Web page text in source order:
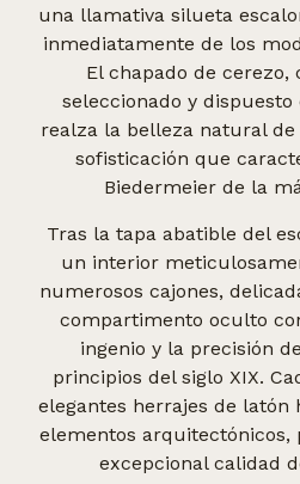
una llamativa silueta
inmediatamente de los
El chapado de cerezo,
seleccionado y
realza la belleza natural
sofisticación que
Biedermeier de la
Tras la tapa abatible del
un interior
numerosos cajones,
compartimento oculto
ingenio y la precisión
principios del siglo XIX.
elegantes herrajes de latón
elementos arquitectónicos,
excepcional calidad